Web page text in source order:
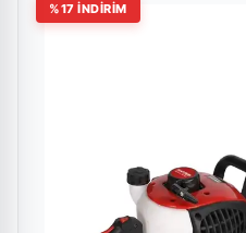
%17 İNDİRİM